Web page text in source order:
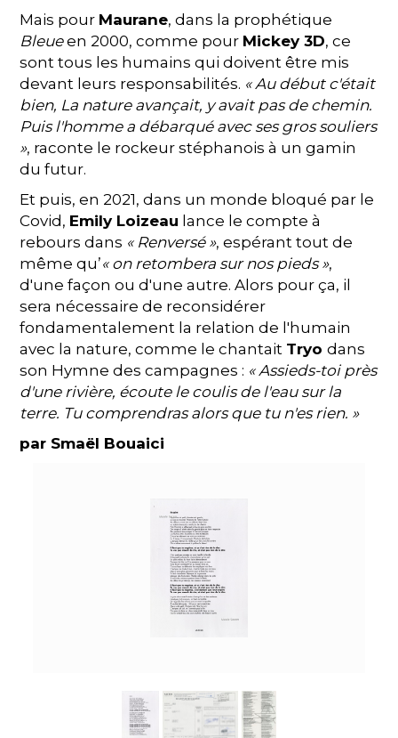
Mais pour Maurane, dans la prophétique
Bleueen 2000, comme pour Mickey 3D, ce
sont tous les humains qui doivent être mis
devant leurs responsabilités. « Au début c'était
bien, La nature avançait, y avait pas de chemin.
Puis l'homme a débarqué avec ses gros souliers
», raconte le rockeur stéphanois à un gamin
du futur.
Et puis, en 2021, dans un monde bloqué par le
Covid, Emily Loizeau lance le compte à
rebours dans « Renversé », espérant tout de
même qu’« on retombera sur nos pieds »,
d'une façon ou d'une autre. Alors pour ça, il
sera nécessaire de reconsidérer
fondamentalement la relation de l'humain
avec la nature, comme le chantait Tryodans
son Hymne des campagnes : « Assieds-toi près
d'une rivière, écoute le coulis de l'eau sur la
terre. Tu comprendras alors que tu n'es rien. »
par Smaël Bouaici